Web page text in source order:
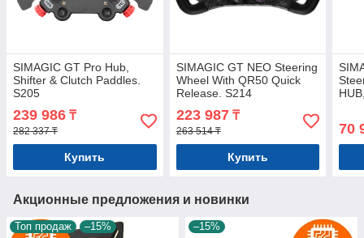
SIMAGIC GT Pro Hub,
Shifter & Clutch Paddles.
S205
239 986 ₸
282 337 ₸
Купить
SIMAGIC GT NEO Steering
Wheel With QR50 Quick
Release. S214
223 987₸
263 514 ₸
Купить
70
Акционные предложения и новинки
Топ продаж –15% –15%